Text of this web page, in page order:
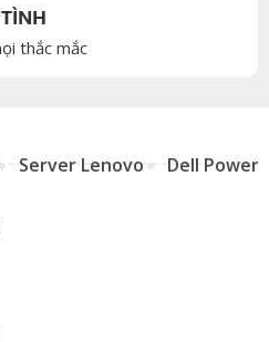
thắc mắc
Server Lenovo Dell